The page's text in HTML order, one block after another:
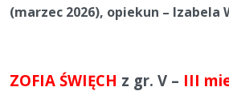
(marzec 2026), opiekun –
ZOFIA ŚWIĘCH z gr. V – III